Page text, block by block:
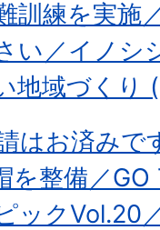
訓練を実施
い／イノシ
地域づくり
はお済みで
を整備／
ックVol.20